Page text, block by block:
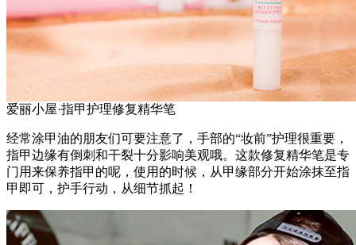
爱丽小屋·指甲护理修复精华笔
经常涂甲油的朋友们可要注意了，手部的“妆前”护理很重要，
指甲边缘有倒刺和干裂十分影响美观哦。这款修复精华笔是专
门用来保养指甲的呢，使用的时候，从甲缘部分开始涂抹至指
甲即可，护手行动，从细节抓起！